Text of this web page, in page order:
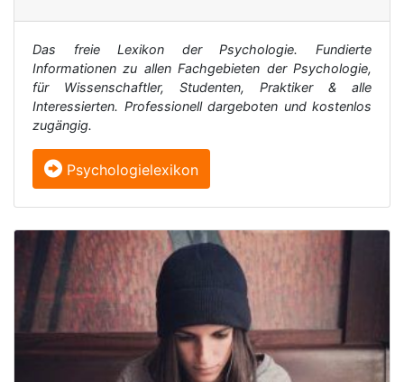
Das freie Lexikon der Psychologie. Fundierte
Informationen zu allen Fachgebieten der Psychologie,
für Wissenschaftler, Studenten, Praktiker & alle
Interessierten. Professionell dargeboten und kostenlos
zugängig.
Psychologielexikon